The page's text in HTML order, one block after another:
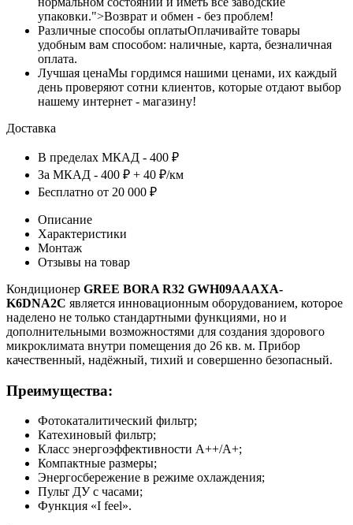
упаковки.">Возврат и обмен - без проблем!
Различные способы оплатыОплачивайте товары
удобным вам способом: наличные, карта, безналичная
оплата.
Лучшая ценаМы гордимся нашими ценами, их каждый
день проверяют сотни клиентов, которые отдают выбор
нашему интернет - магазину!
Доставка
В пределах МКАД - 400 ₽
За МКАД - 400 ₽ + 40 ₽/км
Бесплатно от 20 000 ₽
Описание
Характеристики
Монтаж
Отзывы на товар
Кондиционер GREE BORA R32 GWH09AAAXA-
K6DNA2C является инновационным оборудованием, которое
наделено не только стандартными функциями, но и
дополнительными возможностями для создания здорового
микроклимата внутри помещения до 26 кв. м. Прибор
качественный, надёжный, тихий и совершенно безопасный.
Преимущества:
Фотокаталитический фильтр;
Катехиновый фильтр;
Класс энергоэффективности А++/А+;
Компактные размеры;
Энергосбережение в режиме охлаждения;
Пульт ДУ с часами;
Функция «I feel».